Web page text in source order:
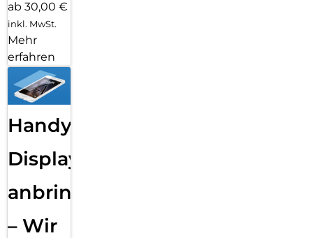
ab 30,00 €
inkl. MwSt.
Mehr
erfahren
Handy
Displayfolie
anbringen
– Wir